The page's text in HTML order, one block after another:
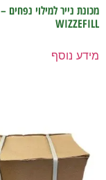
מכונת נייר למילוי נפחים –
WIZZEFILL
מידע נוסף